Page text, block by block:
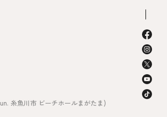
糸魚川市 ビーチホールまがたま)